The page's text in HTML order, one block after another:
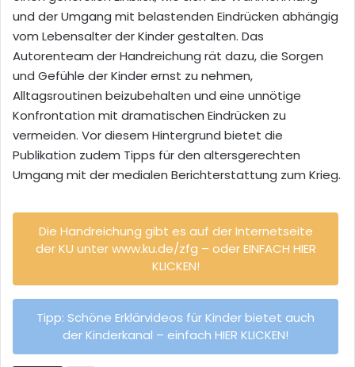
und der Umgang mit belastenden Eindrücken abhängig
vom Lebensalter der Kinder gestalten. Das
Autorenteam der Handreichung rät dazu, die Sorgen
und Gefühle der Kinder ernst zu nehmen,
Alltagsroutinen beizubehalten und eine unnötige
Konfrontation mit dramatischen Eindrücken zu
vermeiden. Vor diesem Hintergrund bietet die
Publikation zudem Tipps für den altersgerechten
Umgang mit der medialen Berichterstattung zum Krieg.
Die Handreichung gibt es auf der Internetseite
der KU unter www.ku.de/zfg – oder EINFACH HIER
KLICKEN!
Tipp: Schöne Erklärvideos für Kinder bietet auch
der Kinderkanal – einfach HIER KLICKEN!